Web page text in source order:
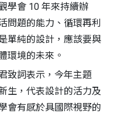
學會 10 年來持續辦
問題的能力、循環再利
單純的設計，應該要與
環境的未來。
致詞表示，今年主題
生，代表設計的活力及
會有感於具國際視野的